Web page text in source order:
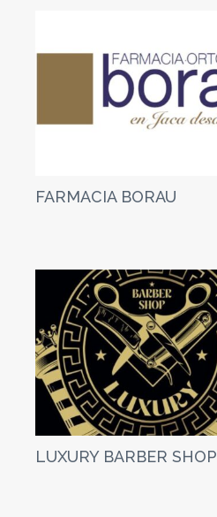
FARMACIA BORAU
LUXURY BARBER SHOP